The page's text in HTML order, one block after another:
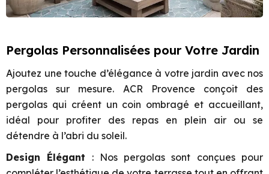
Pergolas Personnalisées pour Votre Jardin
Ajoutez une touche d’élégance à votre jardin avec nos
pergolas sur mesure. ACR Provence conçoit des
pergolas qui créent un coin ombragé et accueillant,
idéal pour profiter des repas en plein air ou se
détendre à l’abri du soleil.
Design Élégant : Nos pergolas sont conçues pour